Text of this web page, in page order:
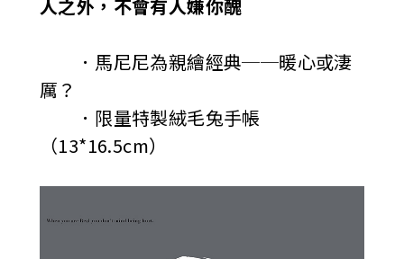
人之外，不會有人嫌你醜
．馬尼尼為親繪經典──暖心或淒
厲？
．限量特製絨毛兔手帳
（13*16.5cm）